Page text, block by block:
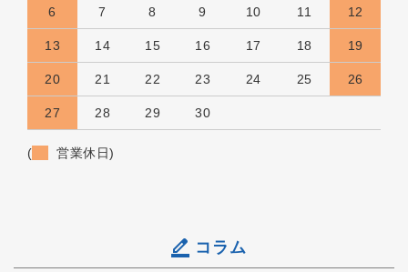
6 7 8 9 10 11 12
13 14 15 16 17 18 19
20 21 22 23 24 25 26
27 28 29 30
( 営業休日)
コラム